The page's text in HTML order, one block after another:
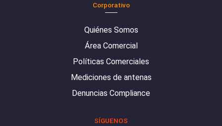
Corporativo
Quiénes Somos
Área Comercial
Políticas Comerciales
Mediciones de antenas
Denuncias Compliance
SÍGUENOS